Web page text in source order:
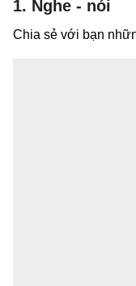
1. Nghe - nói
Chia sẻ với bạn